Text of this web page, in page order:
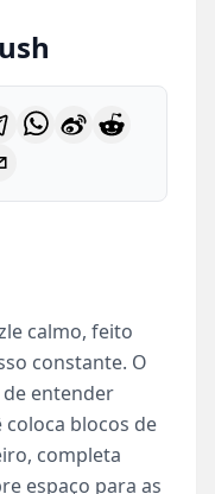
calmo, feito
constante. O
entender
coloca blocos de
completa
espaço para as